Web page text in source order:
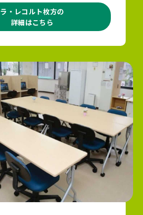
ラ・レコルト枚方の
詳細はこちら